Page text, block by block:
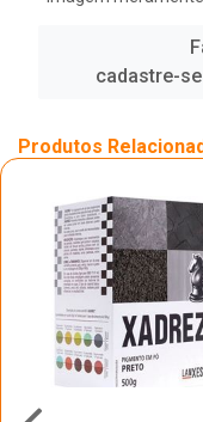
cadastre-
Produtos